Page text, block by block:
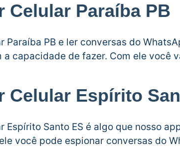
Celular Paraíba PB
Paraíba PB e ler conversas do
a capacidade de fazer. Com ele você
Celular Espírito
Espírito Santo ES é algo que nosso
você pode espionar conversas do